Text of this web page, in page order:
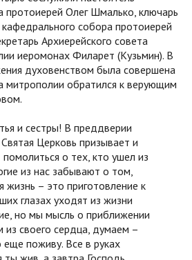
протоиерей Олег Шмалько, ключарь
собора протоиерей
Архиерейского совета
иеромонах Филарет (Кузьмин). В
духовенством была совершена
митрополии обратился к верующим
и сестры! В преддверии
Церковь призывает и
о тех, кто ушел из
из нас забывают о том,
жизнь – это приготовление к
глазах уходят из жизни
но мы мысль о приближении
из своего сердца, думаем –
поживу. Все в руках